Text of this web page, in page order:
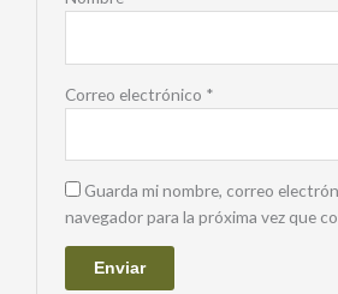
Correo electrónico *
Guarda mi nombre, correo
navegador para la próxima vez que